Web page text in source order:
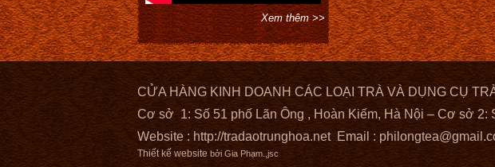
Xem thêm >>
CỬA HÀNG KINH DOANH CÁC LOẠI TRÀ VÀ DỤNG CỤ
Cơ sở 1: Số 51 phố Lãn Ông , Hoàn Kiếm, Hà Nội – Cơ sở 2:
Website :http://tradaotrunghoa.netEmail :
Thiết kế website bởi Gia Phạm.,jsc